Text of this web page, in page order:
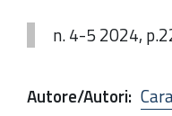
n. 4-5 2024,
Autore/Autori: